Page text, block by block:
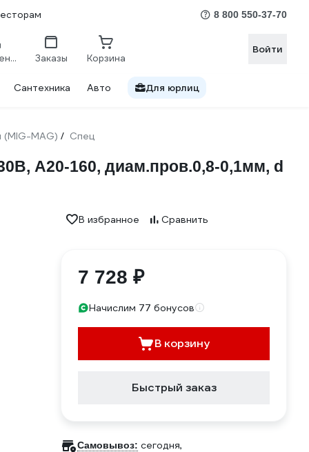
8 800 550-37-70
Сравнение Заказы Корзина
Войти
Сантехника Авто Для юрлиц
MAG) / Спец
А20-160, диам.пров.0,8-0,1мм, d
В избранное Сравнить
7 728 ₽
Начислим 77 бонусов
В корзину
Быстрый заказ
Самовывоз: сегодня,